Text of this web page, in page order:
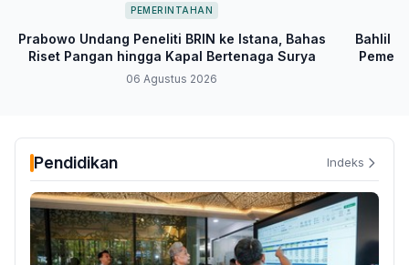
PEMERINTAHAN
Prabowo Undang Peneliti BRIN ke Istana, Bahas
Riset Pangan hingga Kapal Bertenaga Surya
06 Agustus 2026
Bahlil
Pendidikan Indeks